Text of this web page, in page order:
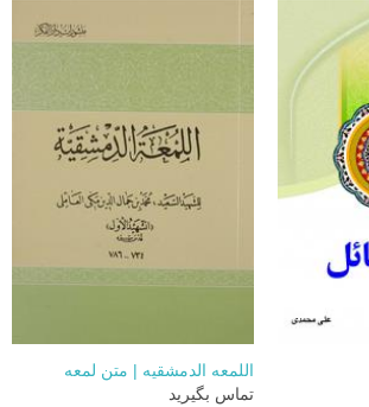
اللمعه الدمشقیه | متن لمعه
تماس بگیرید